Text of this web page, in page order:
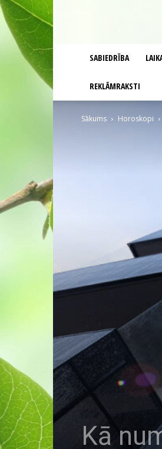
SABIEDRĪBA
REKLĀMRAKSTI
Sākums Horoskopi
Kā